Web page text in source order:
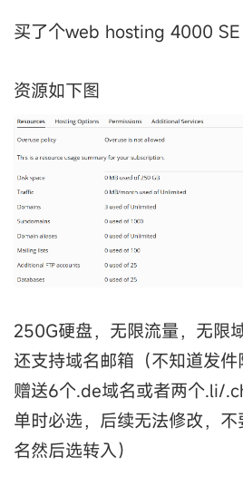
买了个web hosting 4000 SE
资源如下图
250G硬盘，无限流量，无限
还支持域名邮箱（不知道发件
赠送6个.de域名或者两个.li/
单时必选，后续无法修改，
名然后选转入）